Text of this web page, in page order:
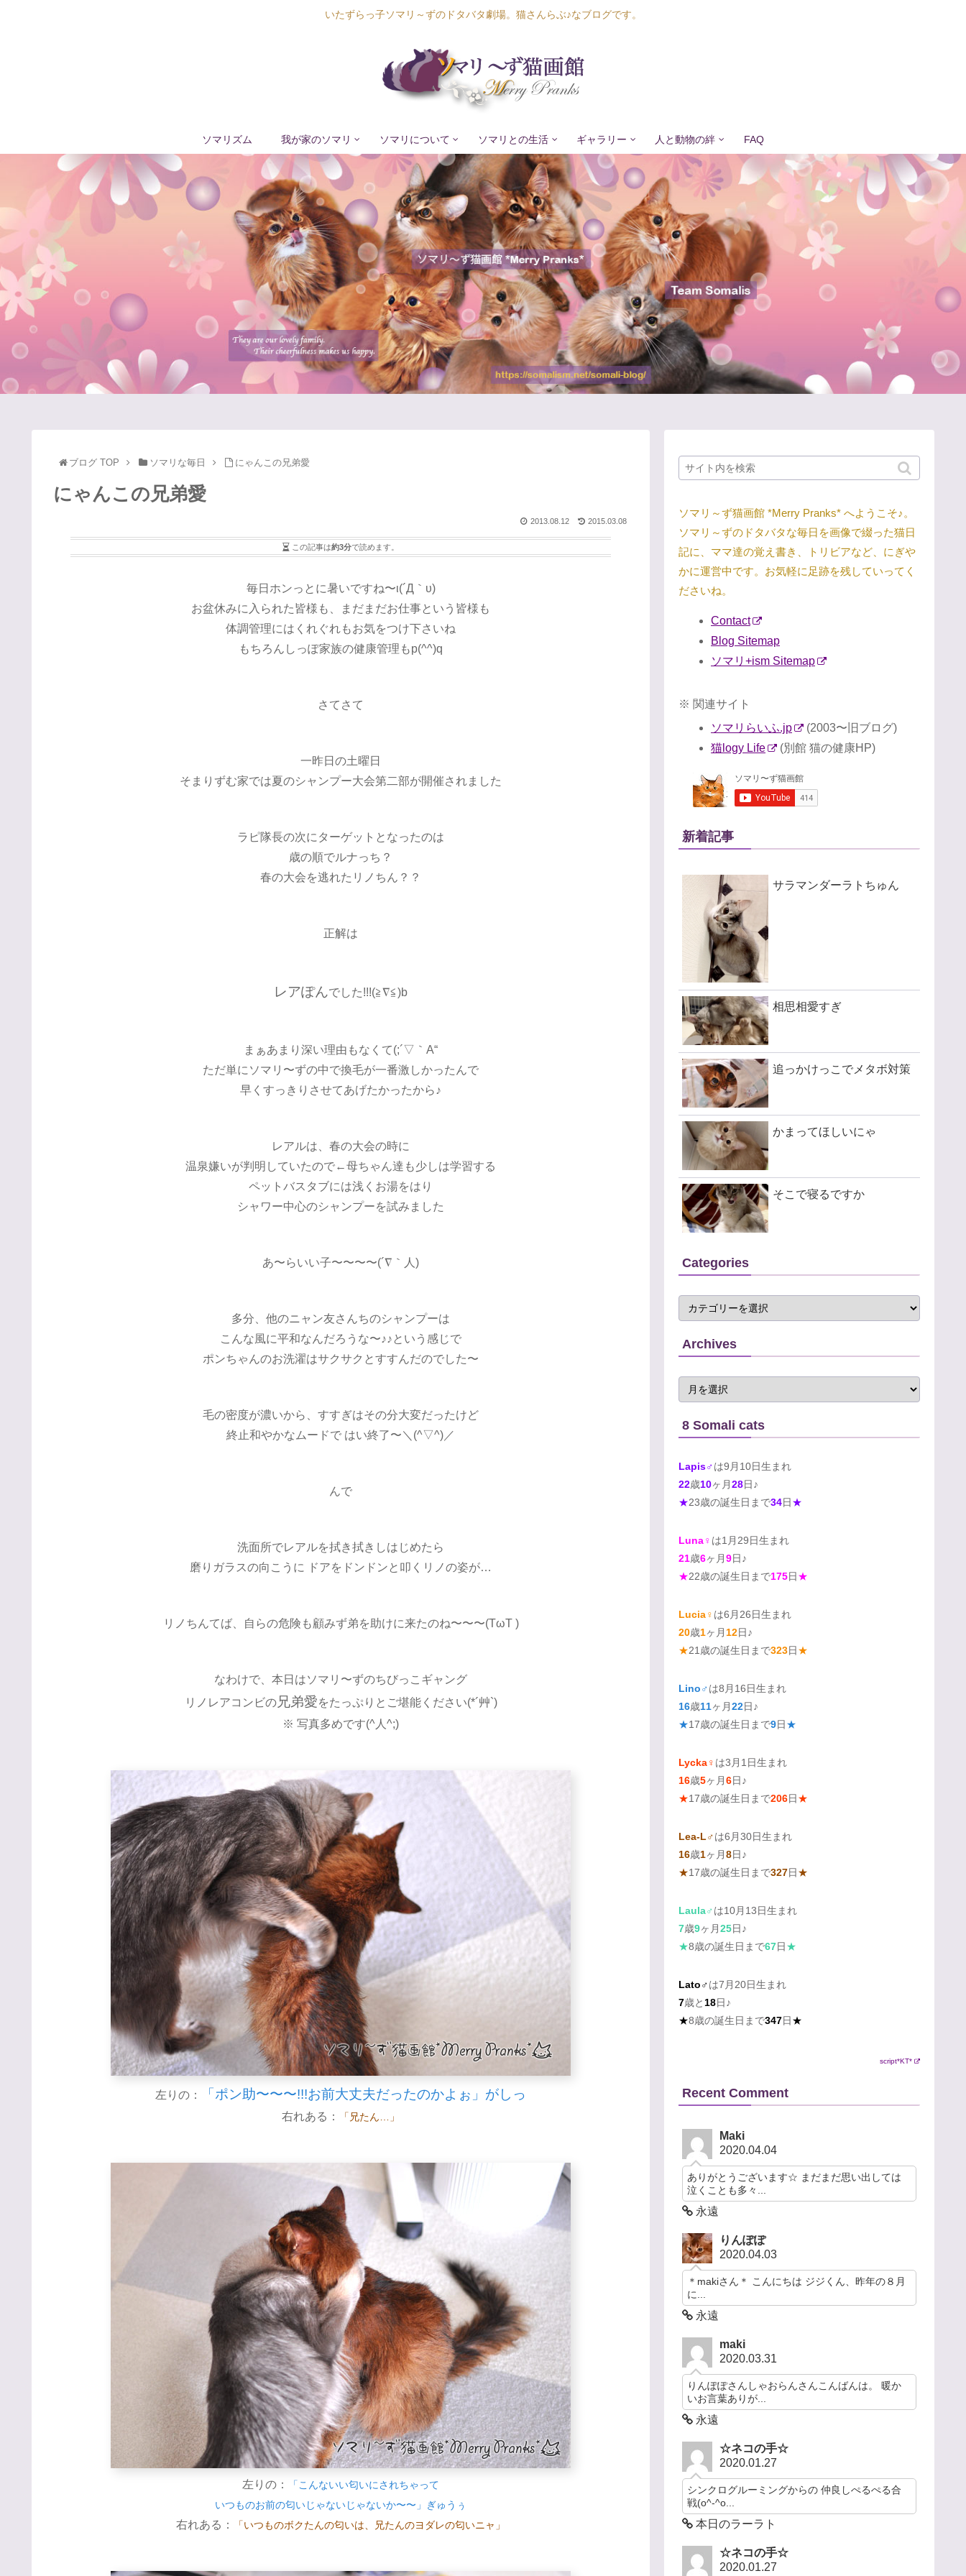
いたずらっ子ソマリ～ずのドタバタ劇場。猫さんらぶ♪なブログです。
ソマリズム 我が家のソマリ ソマリについて ソマリとの生活 ギャラリー 人と動物の絆 FAQ
Lapis Luna
Lucia Lino
Lycka Leal
Laula
ブログ TOP ソマリな毎日 にゃんこの兄弟愛
にゃんこの兄弟愛
2015.03.08
2013.08.12
この記事は約3分で読めます。
毎日ホンっとに暑いですね〜ι(´Д｀υ)
お盆休みに入られた皆様も、まだまだお仕事という皆様も
体調管理にはくれぐれもお気をつけ下さいね
もちろんしっぽ家族の健康管理もp(^^)q
さてさて
一昨日の土曜日
そまりずむ家では夏のシャンプー大会第二部が開催されました
ラピ隊長の次にターゲットとなったのは
歳の順でルナっち？
春の大会を逃れたリノちん？？
正解は
レアぽんでした!!!(≧∇≦)b
まぁあまり深い理由もなくて(;´▽｀A“
ただ単にソマリ〜ずの中で換毛が一番激しかったんで
早くすっきりさせてあげたかったから♪
レアルは、春の大会の時に
温泉嫌いが判明していたので←母ちゃん達も少しは学習する
ペットバスタブには浅くお湯をはり
シャワー中心のシャンプーを試みました
あ〜らいい子〜〜〜〜(´∇｀人)
多分、他のニャン友さんちのシャンプーは
こんな風に平和なんだろうな〜♪♪という感じで
ポンちゃんのお洗濯はサクサクとすすんだのでした〜
毛の密度が濃いから、すすぎはその分大変だったけど
終止和やかなムードで はい終了〜＼(^▽^)／
んで
洗面所でレアルを拭き拭きしはじめたら
磨りガラスの向こうに ドアをドンドンと叩くリノの姿が…
リノちんてば、自らの危険も顧みず弟を助けに来たのね〜〜〜(TωT )
なわけで、本日はソマリ〜ずのちびっこギャング
リノレアコンビの兄弟愛をたっぷりとご堪能ください(*´艸`)
※ 写真多めです(^人^;)
左りの： 「ポン助〜〜〜!!!お前大丈夫だったのかよぉ」がしっ
右れある： 「兄たん…」
左りの：
「こんないい匂いにされちゃって
いつものお前の匂いじゃないじゃないか〜〜」ぎゅうぅ
右れある： 「いつものボクたんの匂いは、兄たんのヨダレの匂いニャ」
ソマリ～ず猫画館 *Merry Pranks* へようこそ♪。
ソマリ～ずのドタバタな毎日を画像で綴った猫日
記に、ママ達の覚え書き、トリビアなど、にぎや
かに運営中です。お気軽に足跡を残していってく
ださいね。
Contact
Blog Sitemap
ソマリ+ism Sitemap
※ 関連サイト
ソマリらいふ.jp
(2003〜旧ブログ)
猫logy Life
(別館 猫の健康HP)
新着記事
サラマンダーラトちゅん
相思相愛すぎ
追っかけっこでメタボ対策
かまってほしいにゃ
そこで寝るですか
Categories
Archives
8 Somali cats
Lapis♂は9月10日生まれ
22歳10ヶ月28日♪
★23歳の誕生日まで34日★
Luna♀ は1月29日生まれ
21歳6ヶ月9日♪
★22歳の誕生日まで175日★
Lucia♀ は6月26日生まれ
20歳1ヶ月 12日♪
★21歳の誕生日まで323日★
Lino♂ は8月16日生まれ
16歳11ヶ月22日♪
★17歳の誕生日まで9日★
Lycka♀ は3月1日生まれ
16歳5ヶ月6日♪
★17歳の誕生日まで206日★
Lea-L♂は6月30日生まれ
16歳1ヶ月8日♪
★17歳の誕生日まで327日★
Laula♂ は10月13日生まれ
7歳9ヶ月25日♪
★8歳の誕生日まで67日★
Lato♂は7月20日生まれ
7歳と 18日♪
★8歳の誕生日まで347日★
script*KT*
Recent Comment
Maki
2020.04.04
ありがとうございます☆ まだまだ思い出しては
泣くことも多々...
永遠
りんぽぽ
2020.04.03
＊makiさん＊ こんにちは ジジくん、昨年の８月
に...
永遠
maki
2020.03.31
りんぽぽさんしゃおらんさんこんばんは。 暖か
いお言葉ありが...
永遠
☆ネコの手☆
2020.01.27
シンクログルーミングからの 仲良しぺるぺる合
戦(o^-^o...
本日のラーラト
☆ネコの手☆
2020.01.27